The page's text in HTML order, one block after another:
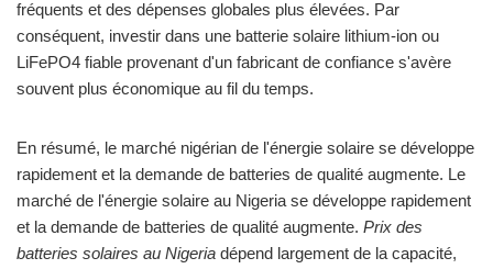
fréquents et des dépenses globales plus élevées. Par
conséquent, investir dans une batterie solaire lithium-ion ou
LiFePO4 fiable provenant d'un fabricant de confiance s'avère
souvent plus économique au fil du temps.
En résumé, le marché nigérian de l'énergie solaire se développe
rapidement et la demande de batteries de qualité augmente. Le
marché de l'énergie solaire au Nigeria se développe rapidement
et la demande de batteries de qualité augmente. Prix des
batteries solaires au Nigeria dépend largement de la capacité,